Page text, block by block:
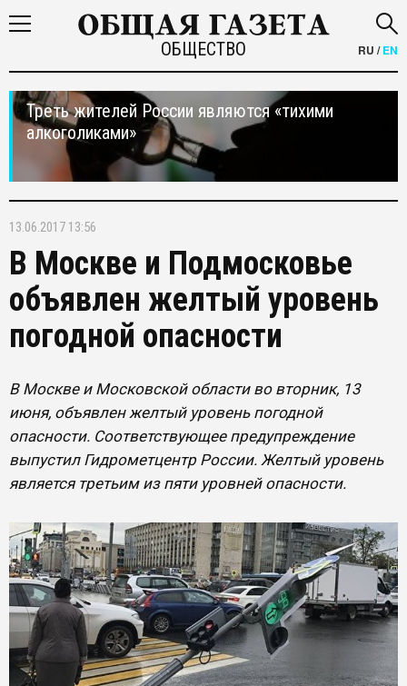
ОБЩЕСТВО RU /EN
Треть жителей России являются «тихими
алкоголиками»
13.06.2017 13:56
В Москве и Подмосковье
объявлен желтый уровень
погодной опасности
В Москве и Московской области во вторник, 13
июня, объявлен желтый уровень погодной
опасности. Соответствующее предупреждение
выпустил Гидрометцентр России. Желтый уровень
является третьим из пяти уровней опасности.